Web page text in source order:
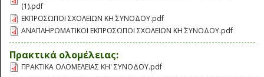
(1).pdf
ΕΚΠΡΟΣΩΠΟΙ ΣΧΟΛΕΙΩΝ ΚΗ΄ ΣΥΝΟΔΟΥ.pdf
ΑΝΑΠΛΗΡΩΜΑΤΙΚΟΙ ΕΚΠΡΟΣΩΠΟΙ ΣΧΟΛΕΙΩΝ ΚΗ΄ ΣΥΝΟΔΟΥ.pdf
Πρακτικά ολομέλειας:
ΠΡΑΚΤΙΚΑ ΟΛΟΜΕΛΕΙΑΣ KH' ΣΥΝΟΔΟΥ.pdf